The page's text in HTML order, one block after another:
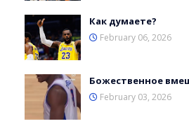
Как думаете?
February 06, 2026
Божественное
February 03, 2026